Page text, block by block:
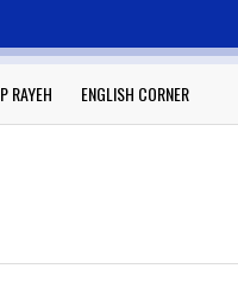
RAYEH ENGLISH CORNER